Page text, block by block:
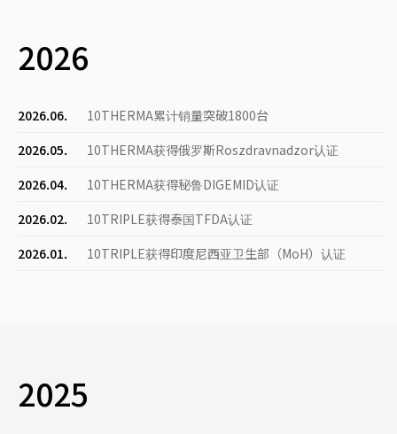
2026
2026.06.
10THERMA累计销量突破1800台
2026.05.
10THERMA获得俄罗斯Roszdravnadzor认证
2026.04.
10THERMA获得秘鲁DIGEMID认证
2026.02.
10TRIPLE获得泰国TFDA认证
2026.01.
10TRIPLE获得印度尼西亚卫生部（MoH）认证
2025